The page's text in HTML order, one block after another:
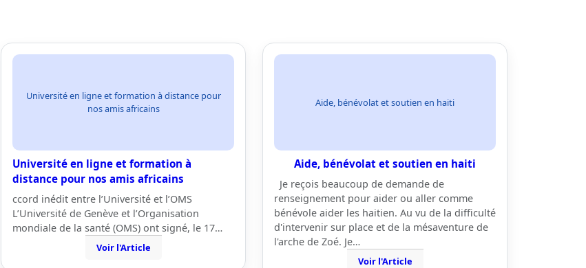
Université en ligne et formation à distance pour
nos amis africains
Université en ligne et formation à
distance pour nos amis africains
ccord inédit entre l’Université et l’OMS
L’Université de Genève et l’Organisation
mondiale de la santé (OMS) ont signé, le 17…
Voir l'Article
Aide, bénévolat et soutien en haiti
Aide, bénévolat et soutien en haiti
Je reçois beaucoup de demande de
renseignement pour aider ou aller comme
bénévole aider les haitien. Au vu de la difficulté
d'intervenir sur place et de la mésaventure de
l'arche de Zoé. Je…
Voir l'Article